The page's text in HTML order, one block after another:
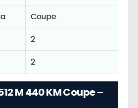
Coupe
2
2
M 440 KM Coupe –